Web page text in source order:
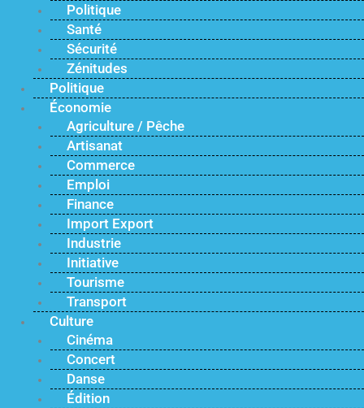
Politique
Santé
Sécurité
Zénitudes
Politique
Économie
Agriculture / Pêche
Artisanat
Commerce
Emploi
Finance
Import Export
Industrie
Initiative
Tourisme
Transport
Culture
Cinéma
Concert
Danse
Édition